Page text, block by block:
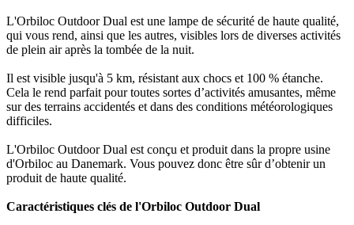
L'Orbiloc Outdoor Dual est une lampe de sécurité de haute qualité,
qui vous rend, ainsi que les autres, visibles lors de diverses activités
de plein air après la tombée de la nuit.
Il est visible jusqu'à 5 km, résistant aux chocs et 100 % étanche.
Cela le rend parfait pour toutes sortes d’activités amusantes, même
sur des terrains accidentés et dans des conditions météorologiques
difficiles.
L'Orbiloc Outdoor Dual est conçu et produit dans la propre usine
d'Orbiloc au Danemark. Vous pouvez donc être sûr d’obtenir un
produit de haute qualité.
Caractéristiques clés de l'Orbiloc Outdoor Dual